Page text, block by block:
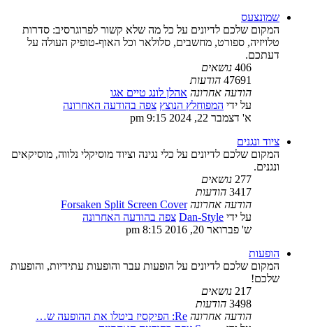
שמונצעס
המקום שלכם לדיונים על כל מה שלא קשור לפרוגרסיב: סדרות
טלויזיה, ספורט, מחשבים, סלולאר וכל האוף-טופיק העולה על
דעתכם.
406 נושאים
47691 הודעות
הודעה אחרונה אהלן לונג טיים אגו
על ידי המפוחלץ הנוצץ צפה בהודעה האחרונה
א' דצמבר 22, 2024 9:15 pm
ציוד ונגנים
המקום שלכם לדיונים על כלי נגינה וציוד מוסיקלי נלווה, מוסיקאים
ונגנים.
277 נושאים
3417 הודעות
הודעה אחרונה Forsaken Split Screen Cover
על ידי Dan-Style צפה בהודעה האחרונה
ש' פברואר 20, 2016 8:15 pm
הופעות
המקום שלכם לדיונים על הופעות עבר והופעות עתידיות, והופעות
שלכם!
217 נושאים
3498 הודעות
הודעה אחרונה Re: הפיקסיז ביטלו את ההופעה ש…